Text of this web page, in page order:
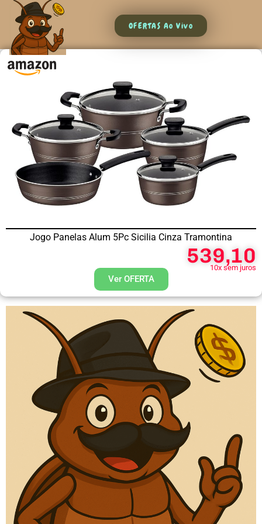
OFERTAS Ao Vivo
Jogo Panelas Alum 5Pc Sicilia Cinza Tramontina
539,10
10x sem juros
Ver OFERTA